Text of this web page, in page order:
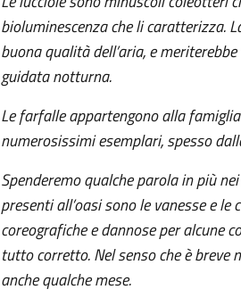
bioluminescenza che li caratterizza.
buona qualità dell’aria, e
guidata notturna.
Le farfalle appartengono alla
numerosissimi esemplari, spesso
Spenderemo qualche parola in più
presenti all’oasi sono le vanesse e
coreografiche e dannose per alcune
tutto corretto. Nel senso che è breve
anche qualche mese.